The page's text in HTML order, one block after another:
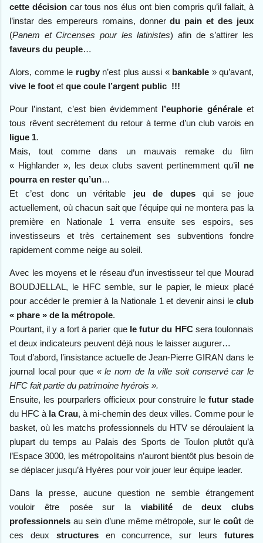
cette décisioncar tous nos élus ont bien compris qu’il fallait, à
l’instar des empereurs romains, donnerdu pain et des jeux
(Panem et Circenses pour les latinistes) afin de s’attirer les
faveurs du peuple…
Alors, comme le rugby n’est plus aussi « bankable » qu’avant,
vive le foot et que coule l’argent public !!!
Pour l’instant, c’est bien évidemment l’euphorie généraleet
tous rêvent secrètement du retour à terme d’un club varois en
ligue 1.
Mais, tout comme dans un mauvais remake du film
« Highlander », les deux clubs savent pertinemment qu’il ne
pourra en rester qu’un…
Et c’est donc un véritable jeu de dupes qui se joue
actuellement, où chacun sait que l'équipe qui ne montera pas la
première en Nationale 1 verra ensuite ses espoirs, ses
investisseurs et très certainement ses subventions fondre
rapidement comme neige au soleil.
Avec les moyens et le réseau d’un investisseur tel que Mourad
BOUDJELLAL, le HFC semble, sur le papier, le mieux placé
pour accéder le premier à la Nationale 1 et devenir ainsi le club
« phare » de la métropole.
Pourtant, il y a fort à parier quele futur du HFC sera toulonnais
et deux indicateurs peuvent déjà nous le laisser augurer…
Tout d’abord, l’insistance actuelle de Jean-Pierre GIRAN dans le
journal local pour que « le nom de la ville soit conservé car le
HFC fait partie du patrimoine hyérois ».
Ensuite, les pourparlers officieux pour construire lefutur stade
du HFC à la Crau, à mi-chemin des deux villes. Comme pour le
basket, où les matchs professionnels du HTV se déroulaient la
plupart du temps au Palais des Sports de Toulon plutôt qu’à
l’Espace 3000, les métropolitains n’auront bientôt plus besoin de
se déplacer jusqu’à Hyères pour voir jouer leur équipe leader.
Dans la presse, aucune question ne semble étrangement
vouloir être posée sur la viabilité dedeux clubs
professionnels au sein d’une même métropole, sur lecoûtde
ces deux structures en concurrence, sur leurs futures